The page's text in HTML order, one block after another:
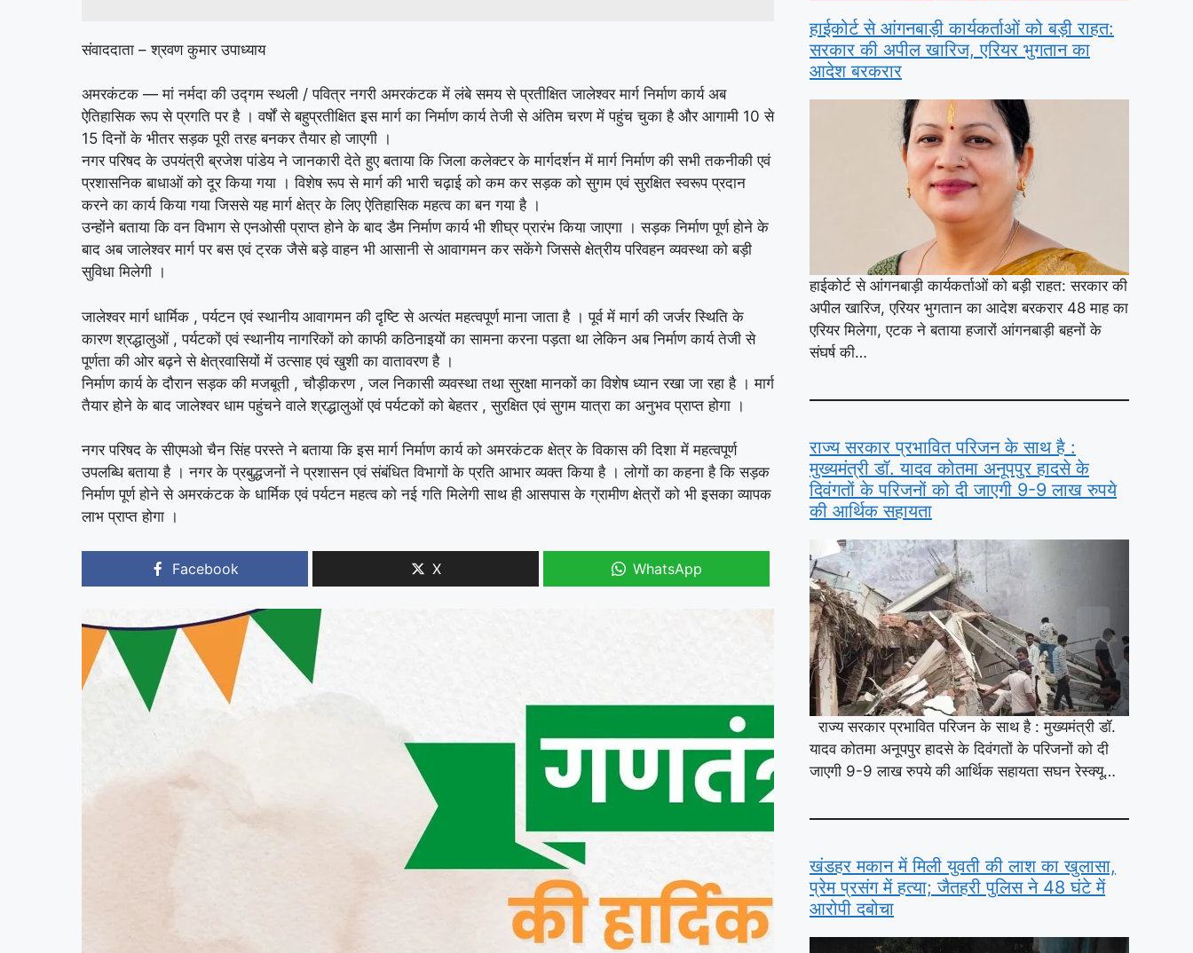
संवाददाता – श्रवण कुमार उपाध्याय
अमरकंटक — मां नर्मदा की उद्गम स्थली / पवित्र नगरी अमरकंटक में लंबे समय से प्रतीक्षित जालेश्वर मार्ग निर्माण कार्य अब
ऐतिहासिक रूप से प्रगति पर है । वर्षों से बहुप्रतीक्षित इस मार्ग का निर्माण कार्य तेजी से अंतिम चरण में पहुंच चुका है और आगामी 10 से
15 दिनों के भीतर सड़क पूरी तरह बनकर तैयार हो जाएगी ।
नगर परिषद के उपयंत्री ब्रजेश पांडेय ने जानकारी देते हुए बताया कि जिला कलेक्टर के मार्गदर्शन में मार्ग निर्माण की सभी तकनीकी एवं
प्रशासनिक बाधाओं को दूर किया गया । विशेष रूप से मार्ग की भारी चढ़ाई को कम कर सड़क को सुगम एवं सुरक्षित स्वरूप प्रदान
करने का कार्य किया गया जिससे यह मार्ग क्षेत्र के लिए ऐतिहासिक महत्व का बन गया है ।
उन्होंने बताया कि वन विभाग से एनओसी प्राप्त होने के बाद डैम निर्माण कार्य भी शीघ्र प्रारंभ किया जाएगा । सड़क निर्माण पूर्ण होने के
बाद अब जालेश्वर मार्ग पर बस एवं ट्रक जैसे बड़े वाहन भी आसानी से आवागमन कर सकेंगे जिससे क्षेत्रीय परिवहन व्यवस्था को बड़ी
सुविधा मिलेगी ।
जालेश्वर मार्ग धार्मिक , पर्यटन एवं स्थानीय आवागमन की दृष्टि से अत्यंत महत्वपूर्ण माना जाता है । पूर्व में मार्ग की जर्जर स्थिति के
कारण श्रद्धालुओं , पर्यटकों एवं स्थानीय नागरिकों को काफी कठिनाइयों का सामना करना पड़ता था लेकिन अब निर्माण कार्य तेजी से
पूर्णता की ओर बढ़ने से क्षेत्रवासियों में उत्साह एवं खुशी का वातावरण है ।
निर्माण कार्य के दौरान सड़क की मजबूती , चौड़ीकरण , जल निकासी व्यवस्था तथा सुरक्षा मानकों का विशेष ध्यान रखा जा रहा है । मार्ग
तैयार होने के बाद जालेश्वर धाम पहुंचने वाले श्रद्धालुओं एवं पर्यटकों को बेहतर , सुरक्षित एवं सुगम यात्रा का अनुभव प्राप्त होगा ।
नगर परिषद के सीएमओ चैन सिंह परस्ते ने बताया कि इस मार्ग निर्माण कार्य को अमरकंटक क्षेत्र के विकास की दिशा में महत्वपूर्ण
उपलब्धि बताया है । नगर के प्रबुद्धजनों ने प्रशासन एवं संबंधित विभागों के प्रति आभार व्यक्त किया है । लोगों का कहना है कि सड़क
निर्माण पूर्ण होने से अमरकंटक के धार्मिक एवं पर्यटन महत्व को नई गति मिलेगी साथ ही आसपास के ग्रामीण क्षेत्रों को भी इसका व्यापक
लाभ प्राप्त होगा ।
Facebook X WhatsApp
हाईकोर्ट से आंगनबाड़ी कार्यकर्ताओं को बड़ी राहत:
सरकार की अपील खारिज, एरियर भुगतान का
आदेश बरकरार
हाईकोर्ट से आंगनबाड़ी कार्यकर्ताओं को बड़ी राहत: सरकार की
अपील खारिज, एरियर भुगतान का आदेश बरकरार 48 माह का
एरियर मिलेगा, एटक ने बताया हजारों आंगनबाड़ी बहनों के
संघर्ष की…
राज्य सरकार प्रभावित परिजन के साथ है :
मुख्यमंत्री डॉ. यादव कोतमा अनूपपुर हादसे के
दिवंगतों के परिजनों को दी जाएगी 9-9 लाख रुपये
की आर्थिक सहायता
राज्य सरकार प्रभावित परिजन के साथ है : मुख्यमंत्री डॉ.
यादव कोतमा अनूपपुर हादसे के दिवंगतों के परिजनों को दी
जाएगी 9-9 लाख रुपये की आर्थिक सहायता सघन रेस्क्यू…
खंडहर मकान में मिली युवती की लाश का खुलासा,
प्रेम प्रसंग में हत्या; जैतहरी पुलिस ने 48 घंटे में
आरोपी दबोचा